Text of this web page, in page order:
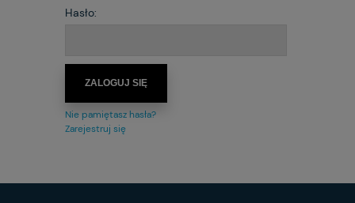
Hasło:
ZALOGUJ SIĘ
Nie pamiętasz hasła?
Zarejestruj się